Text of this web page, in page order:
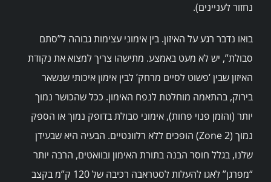
נחזור לעניינים).
בואו נדבר רגע על האיזון. בין אימוני עצימות גבוהה ל”סתם
סבולת”, יש לא מעט באמצע. מתישהו צריך למצוא את נקודת
האיזון שבין ‘פשוט לסיים מרחק’ לבין אימון איכותי שנשאר
בירוק, בהתאמה מוחלטת לנפח האימון. ככל שהכושר נמוך
יותר (והזמן פנוי פחות), אימוני סבולת בדופק נמוך או הספק
נמוך (Zone 2) הופכים ללא רלוונטיים. הבעיה היא שבעידן
שלנו, בגלל חוסר הבנה בתורת האימון ובוואטים, הרבה יותר
“מפרגן” לאגו להעלות לסטראבה רכיבה של 120 ק”מ בקצב